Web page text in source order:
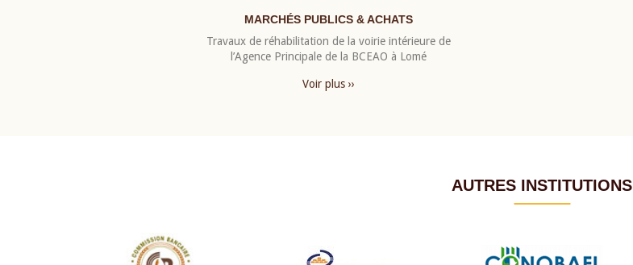
MARCHÉS PUBLICS & ACHATS
Travaux de réhabilitation de la voirie intérieure de
l’Agence Principale de la BCEAO à Lomé
Voir plus ››
AUTRES INSTITUTIONS